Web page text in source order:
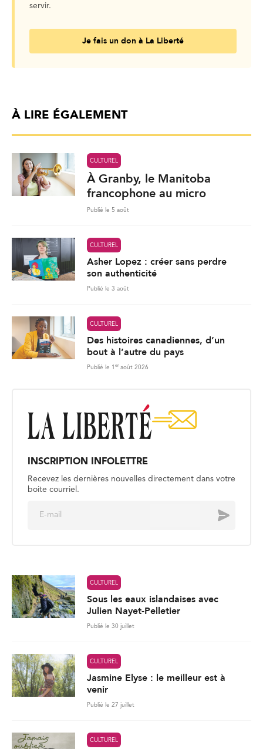
servir.
Je fais un don à La Liberté
À LIRE ÉGALEMENT
CULTUREL
À Granby, le Manitoba
francophone au micro
Publié le 5 août
CULTUREL
Asher Lopez : créer sans perdre
son authenticité
Publié le 3 août
CULTUREL
Des histoires canadiennes, d’un
bout à l’autre du pays
Publié le 1 er août 2026
INSCRIPTION INFOLETTRE
Recevez les dernières nouvelles directement dans votre
boite courriel.
Envoyer
CULTUREL
Sous les eaux islandaises avec
Julien Nayet-Pelletier
Publié le 30 juillet
CULTUREL
Jasmine Elyse : le meilleur est à
venir
Publié le 27 juillet
CULTUREL